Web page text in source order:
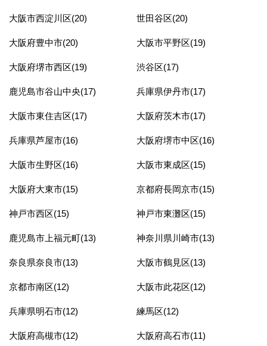
大阪市西淀川区(20) 世田谷区(20)
大阪府豊中市(20) 大阪市平野区(19)
大阪府堺市西区(19) 渋谷区(17)
鹿児島市谷山中央(17) 兵庫県伊丹市(17)
大阪市東住吉区(17) 大阪府茨木市(17)
兵庫県芦屋市(16) 大阪府堺市中区(16)
大阪市生野区(16) 大阪市東成区(15)
大阪府大東市(15) 京都府長岡京市(15)
神戸市西区(15) 神戸市東灘区(15)
鹿児島市上福元町(13) 神奈川県川崎市(13)
奈良県奈良市(13) 大阪市鶴見区(13)
京都市南区(12) 大阪市此花区(12)
兵庫県明石市(12) 練馬区(12)
大阪府高槻市(12) 大阪府高石市(11)